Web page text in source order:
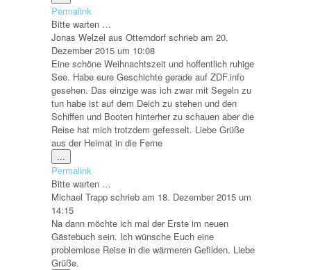
Metabox
ein-/ausblenden.
Permalink
Bitte warten …
Jonas Welzel aus Otterndorf schrieb am 20.
Dezember 2015 um 10:08
Eine schöne Weihnachtszeit und hoffentlich ruhige
See. Habe eure Geschichte gerade auf ZDF.info
gesehen. Das einzige was ich zwar mit Segeln zu
tun habe ist auf dem Deich zu stehen und den
Schiffen und Booten hinterher zu schauen aber die
Reise hat mich trotzdem gefesselt. Liebe Grüße
aus der Heimat in die Ferne
Metabox
ein-/ausblenden.
Permalink
Bitte warten …
Michael Trapp schrieb am 18. Dezember 2015 um
14:15
Na dann möchte ich mal der Erste im neuen
Gästebuch sein. Ich wünsche Euch eine
problemlose Reise in die wärmeren Gefilden. Liebe
Grüße.